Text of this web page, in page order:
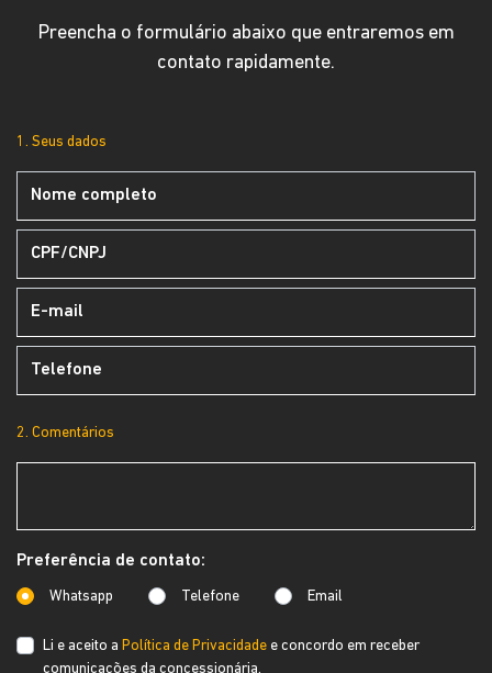
Preencha o formulário abaixo que entraremos em
contato rapidamente.
1. Seus dados
2. Comentários
Preferência de contato:
Whatsapp Telefone Email
Li e aceito a Política de Privacidade e concordo em receber
comunicações da concessionária.